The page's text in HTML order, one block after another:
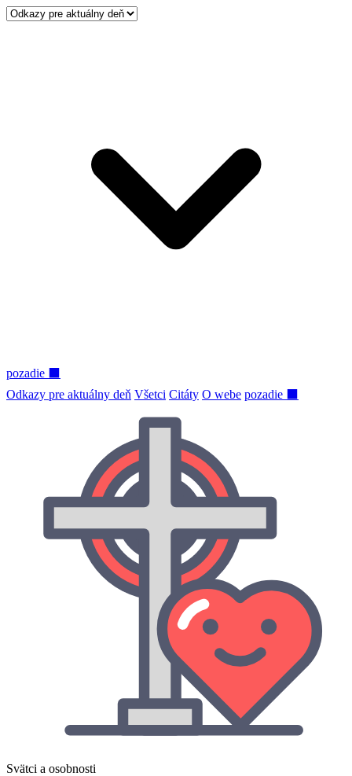
pozadie ⬛
Odkazy pre aktuálny deň Všetci Citáty O webe pozadie ⬛
Svätci a osobnosti